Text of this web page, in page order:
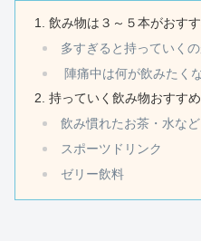
飲み物は３～５本がおす
多すぎると持っていく
陣痛中は何が飲みたく
持っていく飲み物おすすめ
飲み慣れたお茶・水など
スポーツドリンク
ゼリー飲料